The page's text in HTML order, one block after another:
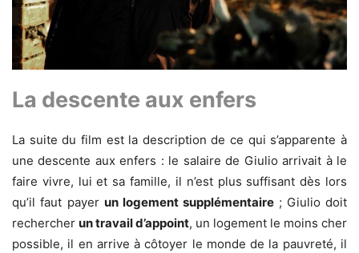
La descente aux enfers
La suite du film est la description de ce qui s’apparente à
une descente aux enfers : le salaire de Giulio arrivait à le
faire vivre, lui et sa famille, il n’est plus suffisant dès lors
qu’il faut payer un logement supplémentaire ; Giulio doit
rechercher un travail d’appoint, un logement le moins cher
possible, il en arrive à côtoyer le monde de la pauvreté, il